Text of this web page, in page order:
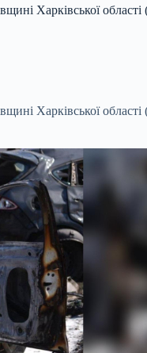
Харківської області
Харківської області